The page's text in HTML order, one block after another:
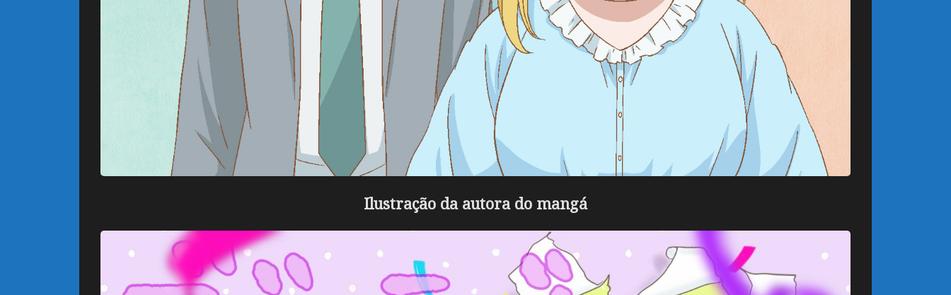
Ilustração da autora do mangá